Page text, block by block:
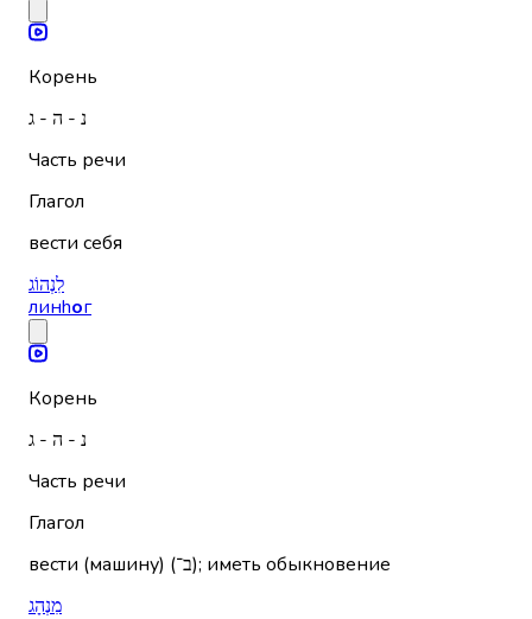
Корень
נ - ה - ג
Часть речи
Глагол
вести себя
לִנְהוֹג
линhог
Корень
נ - ה - ג
Часть речи
Глагол
вести (машину) (ב־); иметь обыкновение
מִנְהָג